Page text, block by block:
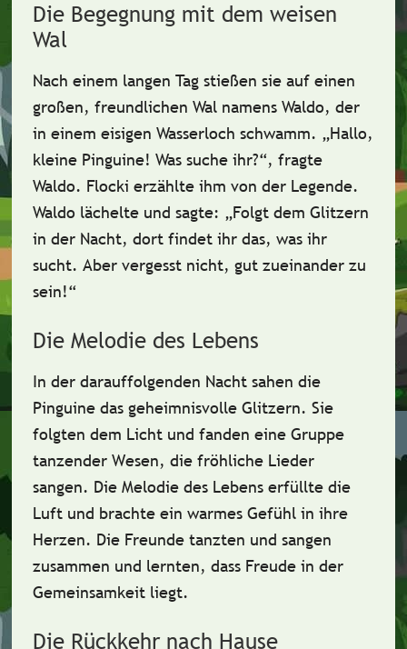
Die Begegnung mit dem weisen
Wal
Nach einem langen Tag stießen sie auf einen
großen, freundlichen Wal namens Waldo, der
in einem eisigen Wasserloch schwamm. „Hallo,
kleine Pinguine! Was suche ihr?“, fragte
Waldo. Flocki erzählte ihm von der Legende.
Waldo lächelte und sagte: „Folgt dem Glitzern
in der Nacht, dort findet ihr das, was ihr
sucht. Aber vergesst nicht, gut zueinander zu
sein!“
Die Melodie des Lebens
In der darauffolgenden Nacht sahen die
Pinguine das geheimnisvolle Glitzern. Sie
folgten dem Licht und fanden eine Gruppe
tanzender Wesen, die fröhliche Lieder
sangen. Die Melodie des Lebenserfüllte die
Luft und brachte ein warmes Gefühl in ihre
Herzen. Die Freunde tanzten und sangen
zusammen und lernten, dass Freude in der
Gemeinsamkeit liegt.
Die Rückkehr nach Hause